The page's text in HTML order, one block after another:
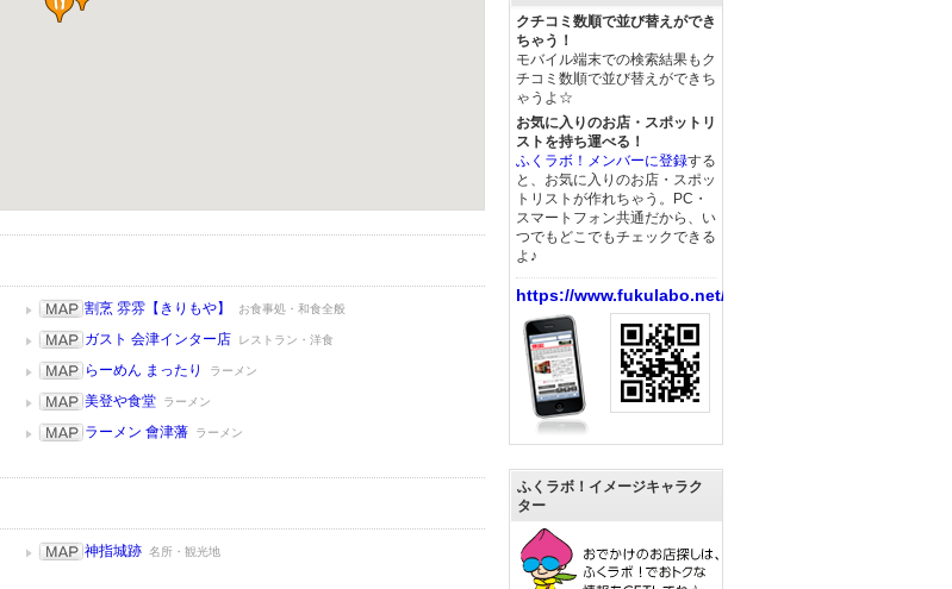
割烹 雰雰【きりもや】 お食事処・和食全般
ガスト 会津インター店 レストラン・洋食
らーめん まったり ラーメン
美登や食堂 ラーメン
ラーメン 會津藩 ラーメン
神指城跡 名所・観光地
クチコミ数順で並び替えができ
ちゃう！
モバイル端末での検索結果もク
チコミ数順で並び替えができち
ゃうよ☆
お気に入りのお店・スポットリ
ストを持ち運べる！
ふくラボ！メンバーに登録する
と、お気に入りのお店・スポッ
トリストが作れちゃう。PC・
スマートフォン共通だから、い
つでもどこでもチェックできる
よ♪
https://www.fukulabo.net/
ふくラボ！イメージキャラク
ター